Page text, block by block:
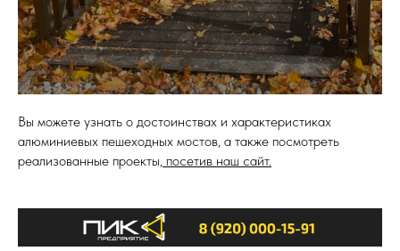
Вы можете узнать о достоинствах и характеристиках
алюминиевых пешеходных мостов, а также посмотреть
реализованные проекты, посетив наш сайт.